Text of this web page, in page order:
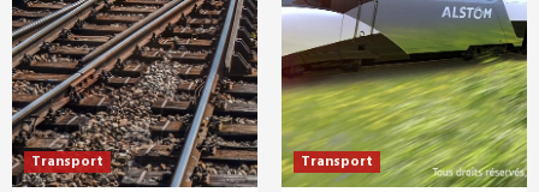
Transport Transport